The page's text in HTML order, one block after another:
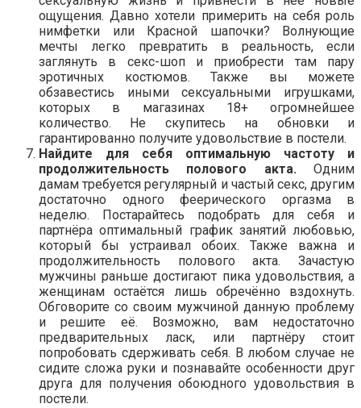
ощущения. Давно хотели примерить на себя роль
нимфетки или Красной шапочки? Волнующие
мечты легко превратить в реальность, если
заглянуть в секс-шоп и приобрести там пару
эротичных костюмов. Также вы можете
обзавестись иными сексуальными игрушками,
которых в магазинах 18+ огромнейшее
количество. Не скупитесь на обновки и
гарантированно получите удовольствие в постели.
Найдите для себя оптимальную частоту и
продолжительность полового акта.Одним
дамам требуется регулярный и частый секс, другим
достаточно одного феерического оргазма в
неделю. Постарайтесь подобрать для себя и
партнёра оптимальный график занятий любовью,
который бы устраивал обоих. Также важна и
продолжительность полового акта. Зачастую
мужчины раньше достигают пика удовольствия, а
женщинам остаётся лишь обречённо вздохнуть.
Обговорите со своим мужчиной данную проблему
и решите её. Возможно, вам недостаточно
предварительных ласк, или партнёру стоит
попробовать сдерживать себя. В любом случае не
сидите сложа руки и познавайте особенности друг
друга для получения обоюдного удовольствия в
постели.